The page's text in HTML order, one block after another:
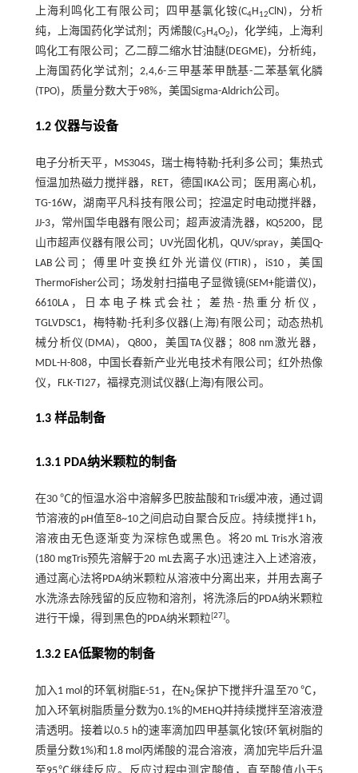
上海利鸣化工有限公司；四甲基氯化铵(C4H12ClN)，分析
纯，上海国药化学试剂；丙烯酸(C3H4O2)，化学纯，上海利
鸣化工有限公司；乙二醇二缩水甘油醚(DEGME)，分析纯，
上海国药化学试剂；2,4,6-三甲基苯甲酰基-二苯基氧化膦
(TPO)，质量分数大于98%，美国Sigma-Aldrich公司。
1.2 仪器与设备
电子分析天平，MS304S，瑞士梅特勒-托利多公司；集热式
恒温加热磁力搅拌器，RET，德国IKA公司；医用离心机，
TG-16W，湖南平凡科技有限公司；控温定时电动搅拌器，
JJ-3，常州国华电器有限公司；超声波清洗器，KQ5200，昆
山市超声仪器有限公司；UV光固化机，QUV/spray，美国Q-
LAB公司；傅里叶变换红外光谱仪(FTIR)，iS10，美国
ThermoFisher公司；场发射扫描电子显微镜(SEM+能谱仪)，
6610LA，日本电子株式会社；差热-热重分析仪，
TGLVDSC1，梅特勒-托利多仪器(上海)有限公司；动态热机
械分析仪(DMA)，Q800，美国TA仪器；808 nm激光器，
MDL-H-808，中国长春新产业光电技术有限公司；红外热像
仪，FLK-TI27，福禄克测试仪器(上海)有限公司。
1.3 样品制备
1.3.1 PDA纳米颗粒的制备
在30 ℃的恒温水浴中溶解多巴胺盐酸和Tris缓冲液，通过调
节溶液的pH值至8~10之间启动自聚合反应。持续搅拌1 h，
溶液由无色逐渐变为深棕色或黑色。将20 mL Tris水溶液
(180 mgTris预先溶解于20 mL去离子水)迅速注入上述溶液，
通过离心法将PDA纳米颗粒从溶液中分离出来，并用去离子
水洗涤去除残留的反应物和溶剂，将洗涤后的PDA纳米颗粒
进行干燥，得到黑色的PDA纳米颗粒[27]。
1.3.2 EA低聚物的制备
加入1 mol的环氧树脂E-51，在N2保护下搅拌升温至70 ℃，
加入环氧树脂质量分数为0.1%的MEHQ并持续搅拌至溶液澄
清透明。接着以0.5 h的速率滴加四甲基氯化铵(环氧树脂的
质量分数1%)和1.8 mol丙烯酸的混合溶液，滴加完毕后升温